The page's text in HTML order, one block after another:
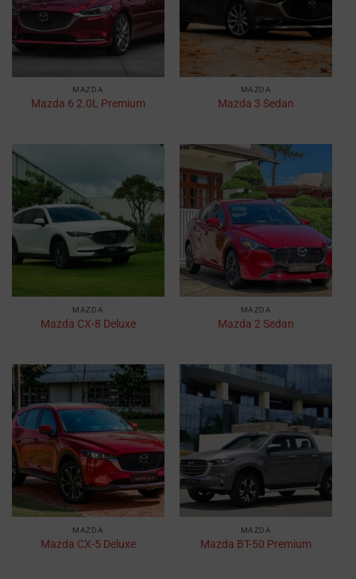
MAZDA
Mazda 6 2.0L Premium
MAZDA
Mazda 3 Sedan
MAZDA
Mazda CX-8 Deluxe
MAZDA
Mazda 2 Sedan
MAZDA
Mazda CX-5 Deluxe
MAZDA
Mazda BT-50 Premium​